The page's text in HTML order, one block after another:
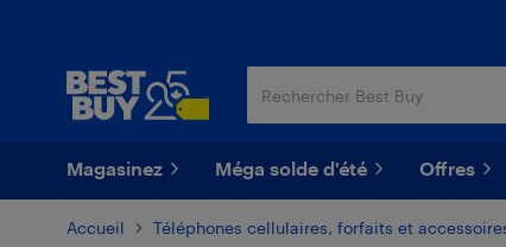
Magasinez Méga solde d'été Offres
Accueil Téléphones cellulaires, forfaits et